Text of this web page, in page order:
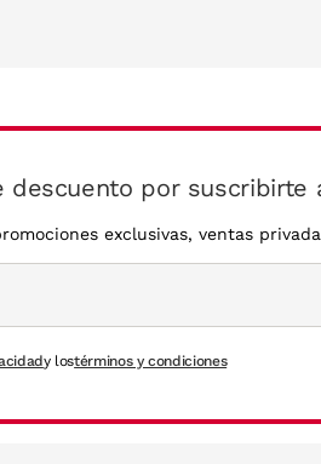
descuento por suscribirte
exclusivas, ventas
y lostérminos y condiciones